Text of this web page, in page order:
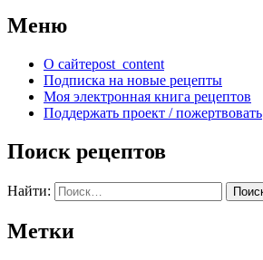
Меню
О сайтеpost_content
Подписка на новые рецепты
Моя электронная книга рецептов
Поддержать проект / пожертвовать
Поиск рецептов
Найти:
Метки